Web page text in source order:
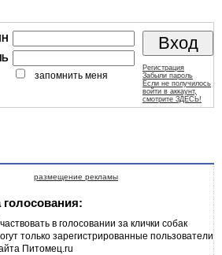
запомнить меня
Регистрация
Забыли пароль
Если не получилось
войти в аккаунт,
смотрите ЗДЕСЬ!
размещение рекламы
в голосовании за клички собак
только зарегистрированные пользователи
Питомец.ru